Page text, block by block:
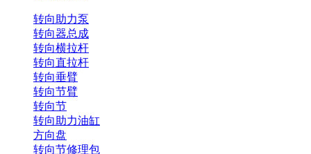
转向助力泵
转向器总成
转向横拉杆
转向直拉杆
转向垂臂
转向节臂
转向节
转向助力油缸
方向盘
转向节修理包